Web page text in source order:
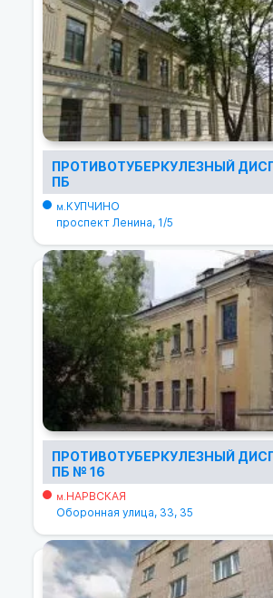
ПРОТИВОТУБЕРКУЛЕЗНЫЙ
ПБ
м.КУПЧИНО
проспект Ленина, 1/5
ПРОТИВОТУБЕРКУЛЕЗНЫЙ
ПБ № 16
м.НАРВСКАЯ
Оборонная улица, 33, 35